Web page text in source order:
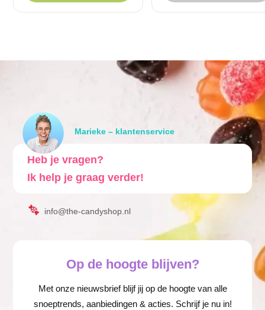
Marieke – klantenservice
Heb je vragen?
Ik help je graag verder!
info@the-candyshop.nl
Op de hoogte blijven?
Met onze nieuwsbrief blijf jij op de hoogte van alle
snoeptrends, aanbiedingen & acties. Schrijf je nu in!